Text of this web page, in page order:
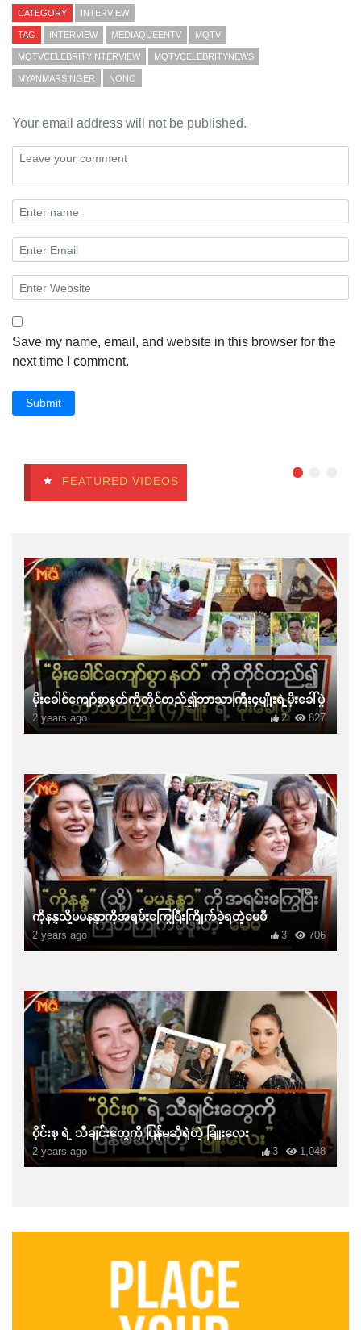
CATEGORY INTERVIEW
TAG INTERVIEW MEDIAQUEENTV MQTV
MQTVCELEBRITYINTERVIEW MQTVCELEBRITYNEWS
MYANMARSINGER NONO
Your email address will not be published.
Save my name, email, and website in this browser for the
next time I comment.
Submit
FEATURED VIDEOS
မိုးခေါင်ကျော်စွာနတ်ကိုတိုင်တည်၍ဘာသာကြီး၄မျိုးရဲ့မိုးခေါ်ပွဲ
2 years ago 827
2
ကိုနန္ဒသို့မမနန္ဒာကိုအရမ်းကြွေပြီးကြိုက်ခဲ့ရတဲ့မေမီ
2 years ago 706
3
ဝိုင်းစု ရဲ့ သီချင်းတွေကို ပြန်မဆိုရဲတဲ့ ခြူးလေး
2 years ago 1,048
3